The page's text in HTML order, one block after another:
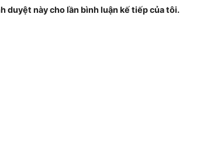
duyệt này cho lần bình luận kế tiếp của tôi.